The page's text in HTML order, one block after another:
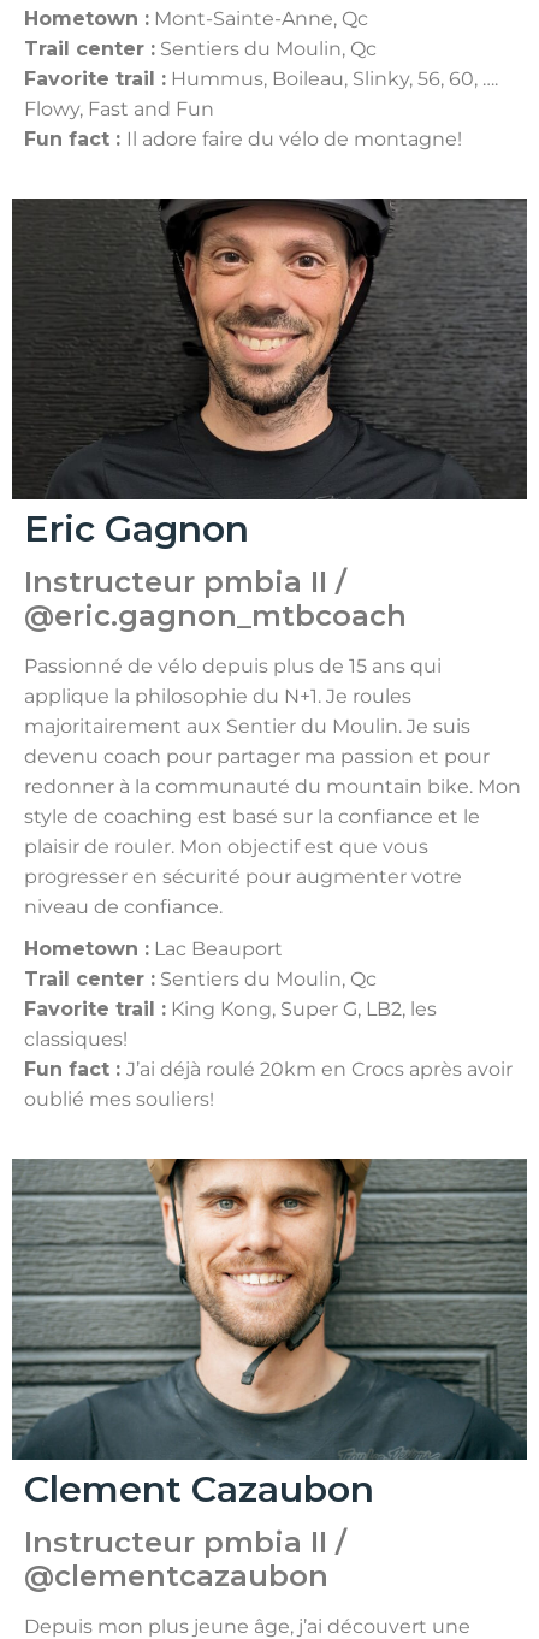
Hometown : Mont-Sainte-Anne, Qc
Trail center : Sentiers du Moulin, Qc
Favorite trail : Hummus, Boileau, Slinky, 56, 60, ….
Flowy, Fast and Fun
Fun fact : Il adore faire du vélo de montagne!
Eric Gagnon
Instructeur pmbia II /
@eric.gagnon_mtbcoach
Passionné de vélo depuis plus de 15 ans qui
applique la philosophie du N+1. Je roules
majoritairement aux Sentier du Moulin. Je suis
devenu coach pour partager ma passion et pour
redonner à la communauté du mountain bike. Mon
style de coaching est basé sur la confiance et le
plaisir de rouler. Mon objectif est que vous
progresser en sécurité pour augmenter votre
niveau de confiance.
Hometown : Lac Beauport
Trail center : Sentiers du Moulin, Qc
Favorite trail : King Kong, Super G, LB2, les
classiques!
Fun fact : J’ai déjà roulé 20km en Crocs après avoir
oublié mes souliers!
Clement Cazaubon
Instructeur pmbia II /
@clementcazaubon
Depuis mon plus jeune âge, j’ai découvert une